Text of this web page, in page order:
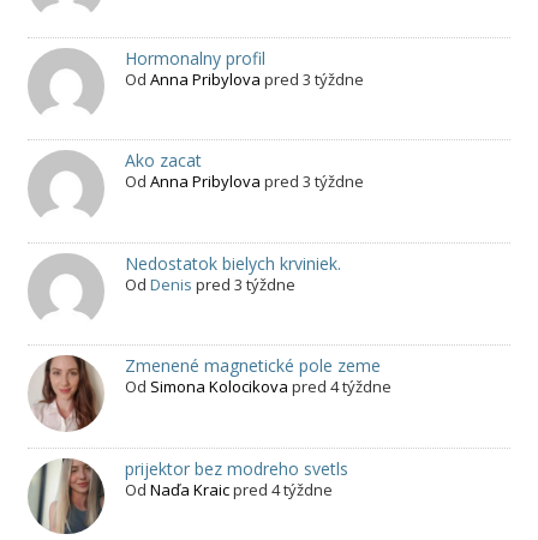
Hormonalny profil
Od Anna Pribylova pred 3 týždne
Ako zacat
Od Anna Pribylova pred 3 týždne
Nedostatok bielych krviniek.
Od Denis pred 3 týždne
Zmenené magnetické pole zeme
Od Simona Kolocikova pred 4 týždne
prijektor bez modreho svetls
Od Naďa Kraicpred 4 týždne